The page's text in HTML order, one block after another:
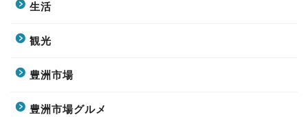
生活
観光
豊洲市場
豊洲市場グルメ